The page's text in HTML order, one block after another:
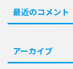
最近のコメント
アーカイブ